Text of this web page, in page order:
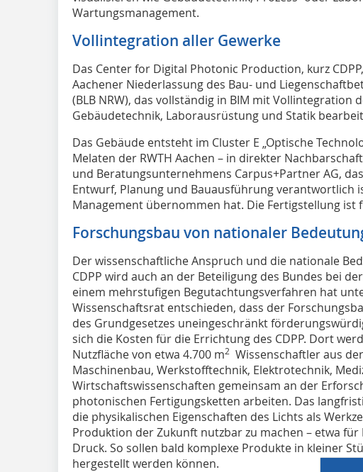
Wartungsmanagement.
Vollintegration aller Gewerke
Das Center for Digital Photonic Production, kurz
Aachener Niederlassung des Bau- und
(BLB NRW), das vollständig in BIM mit Vollintegration
Gebäudetechnik, Laborausrüstung und Statik
Das Gebäude entsteht im Cluster E „Optische
Melaten der RWTH Aachen – in direkter
und Beratungsunternehmens Carpus+Partner AG,
Entwurf, Planung und Bauausführung verantwortlich
Management übernommen hat. Die Fertigstellung ist
Forschungsbau von nationaler
Der wissenschaftliche Anspruch und die nationale
CDPP wird auch an der Beteiligung des Bundes bei
einem mehrstufigen Begutachtungsverfahren hat
Wissenschaftsrat entschieden, dass der
des Grundgesetzes uneingeschränkt
sich die Kosten für die Errichtung des CDPP. Dort
Nutzfläche von etwa 4.700 m2 Wissenschaftler aus
Maschinenbau, Werkstofftechnik, Elektrotechnik,
Wirtschaftswissenschaften gemeinsam an der
photonischen Fertigungsketten arbeiten. Das
die physikalischen Eigenschaften des Lichts als
Produktion der Zukunft nutzbar zu machen – etwa
Druck. So sollen bald komplexe Produkte in kleiner
hergestellt werden können.